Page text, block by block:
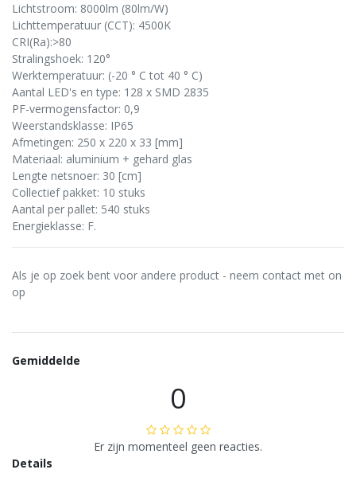
Lichtstroom: 8000lm (80lm/W)
Lichttemperatuur (CCT): 4500K
CRI(Ra):>80
Stralingshoek: 120°
Werktemperatuur: (-20 ° C tot 40 ° C)
Aantal LED's en type: 128 x SMD 2835
PF-vermogensfactor: 0,9
Weerstandsklasse: IP65
Afmetingen: 250 x 220 x 33 [mm]
Materiaal: aluminium + gehard glas
Lengte netsnoer: 30 [cm]
Collectief pakket: 10 stuks
Aantal per pallet: 540 stuks
Energieklasse: F.
Als je op zoek bent voor andere product - neem contact met on
op
Gemiddelde
0
Er zijn momenteel geen reacties.
Details